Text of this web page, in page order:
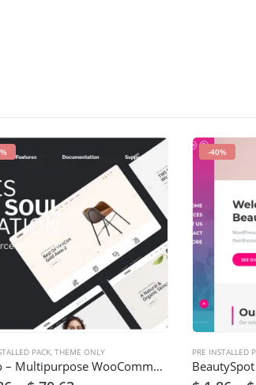
PACK THEME ONLY
Hono – Multipurpose WooCommerce WordPress Theme
-40%
PRE INSTALLED